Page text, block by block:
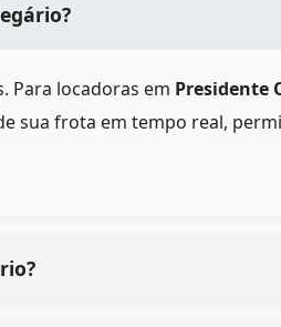
Para locadoras em Presidente
sua frota em tempo real,